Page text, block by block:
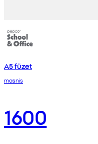
A5 füzet
masnis
1600